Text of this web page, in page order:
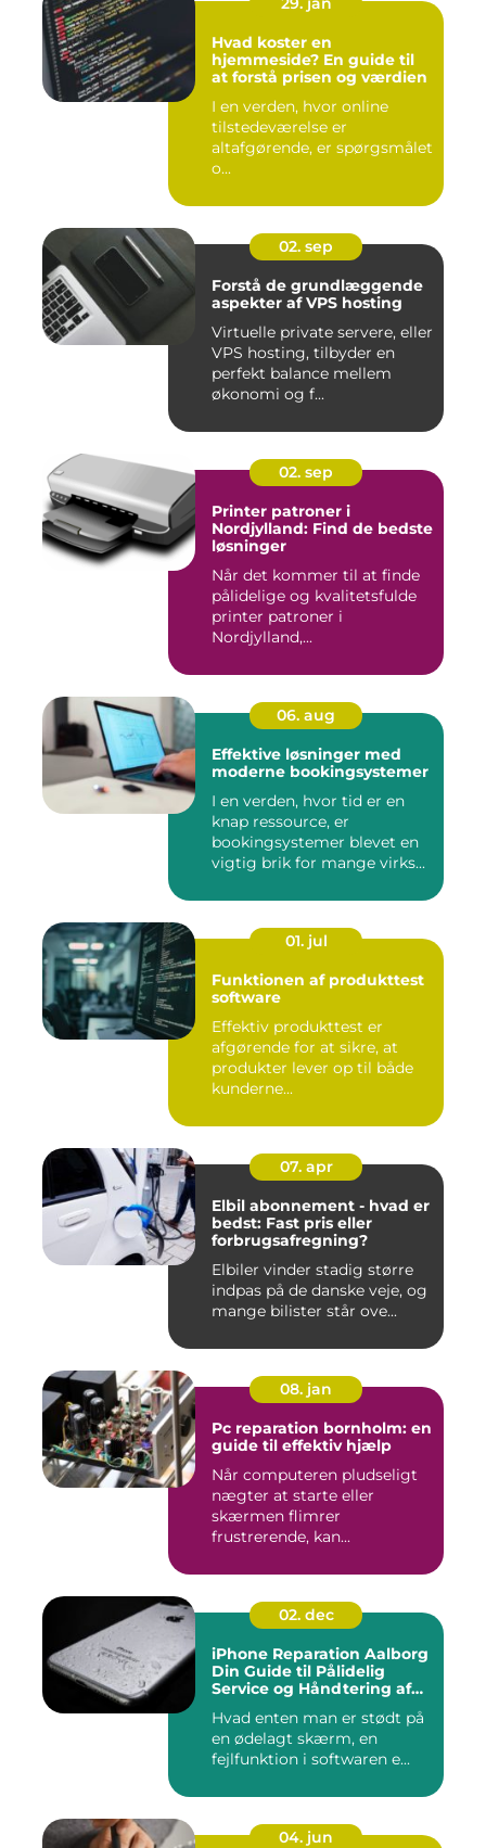
Hvad koster en
hjemmeside? En guide til
at forstå prisen og værdien
I en verden, hvor online
tilstedeværelse er
altafgørende, er spørgsmålet
o...
02. sep
Forstå de grundlæggende
aspekter af VPS hosting
Virtuelle private servere, eller
VPS hosting, tilbyder en
perfekt balance mellem
økonomi og f...
02. sep
Printer patroner i
Nordjylland: Find de bedste
løsninger
Når det kommer til at finde
pålidelige og kvalitetsfulde
printer patroner i
Nordjylland,...
06. aug
Effektive løsninger med
moderne bookingsystemer
I en verden, hvor tid er en
knap ressource, er
bookingsystemer blevet en
vigtig brik for mange virks...
01. jul
Funktionen af produkttest
software
Effektiv produkttest er
afgørende for at sikre, at
produkter lever op til både
kunderne...
07. apr
Elbil abonnement - hvad er
bedst: Fast pris eller
forbrugsafregning?
Elbiler vinder stadig større
indpas på de danske veje, og
mange bilister står ove...
08. jan
Pc reparation bornholm: en
guide til effektiv hjælp
Når computeren pludseligt
nægter at starte eller
skærmen flimrer
frustrerende, kan...
02. dec
iPhone Reparation Aalborg
Din Guide til Pålidelig
Service og Håndtering af
Hvad enten man er stødt på
en ødelagt skærm, en
fejlfunktion i softwaren e...
04. jun